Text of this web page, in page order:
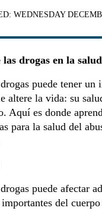
WEDNESDAY
las drogas en la
puede tener un
altere la vida: su
Aquí es donde
para la salud del
puede afectar
del